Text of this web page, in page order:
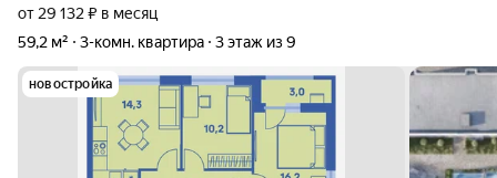
от 29 132 ₽ в месяц
59,2 м²
3-комн. квартира 3 этаж из 9
новостройка